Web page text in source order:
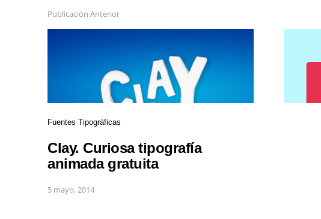
Publicación Anterior
Fuentes Tipográficas
Clay. Curiosa tipografía
animada gratuita
5 mayo, 2014